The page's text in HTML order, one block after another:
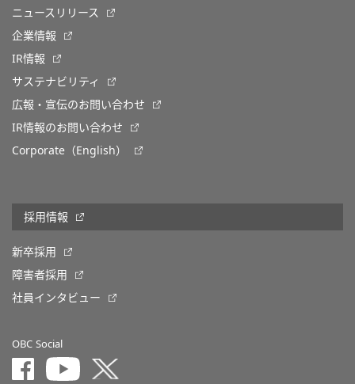
ニュースリリース
企業情報
IR情報
サステナビリティ
広報・宣伝のお問い合わせ
IR情報のお問い合わせ
Corporate（English）
採用情報
新卒採用
障害者採用
社員インタビュー
OBC Social